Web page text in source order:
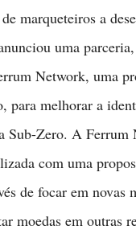
marqueteiros a
uma
Network, uma
para melhorar a
Sub-Zero. A Ferrum
com uma
de focar em novas
moedas em outras